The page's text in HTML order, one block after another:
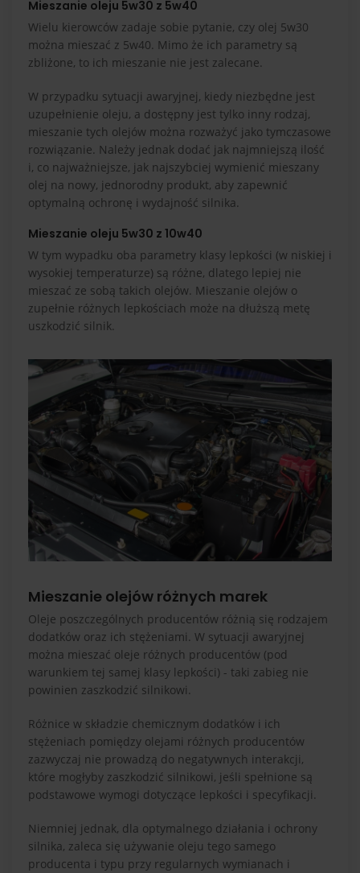
Mieszanie oleju 5w30 z 5w40
Wielu kierowców zadaje sobie pytanie, czy olej 5w30
można mieszać z 5w40. Mimo że ich parametry są
zbliżone, to ich mieszanie nie jest zalecane.
W przypadku sytuacji awaryjnej, kiedy niezbędne jest
uzupełnienie oleju, a dostępny jest tylko inny rodzaj,
mieszanie tych olejów można rozważyć jako tymczasowe
rozwiązanie. Należy jednak dodać jak najmniejszą ilość
i, co najważniejsze, jak najszybciej wymienić mieszany
olej na nowy, jednorodny produkt, aby zapewnić
optymalną ochronę i wydajność silnika.
Mieszanie oleju 5w30 z 10w40
W tym wypadku oba parametry klasy lepkości (w niskiej i
wysokiej temperaturze) są różne, dlatego lepiej nie
mieszać ze sobą takich olejów. Mieszanie olejów o
zupełnie różnych lepkościach może na dłuższą metę
uszkodzić silnik.
Mieszanie olejów różnych marek
Oleje poszczególnych producentów różnią się rodzajem
dodatków oraz ich stężeniami. W sytuacji awaryjnej
można mieszać oleje różnych producentów (pod
warunkiem tej samej klasy lepkości) - taki zabieg nie
powinien zaszkodzić silnikowi.
Różnice w składzie chemicznym dodatków i ich
stężeniach pomiędzy olejami różnych producentów
zazwyczaj nie prowadzą do negatywnych interakcji,
które mogłyby zaszkodzić silnikowi, jeśli spełnione są
podstawowe wymogi dotyczące lepkości i specyfikacji.
Niemniej jednak, dla optymalnego działania i ochrony
silnika, zaleca się używanie oleju tego samego
producenta i typu przy regularnych wymianach i